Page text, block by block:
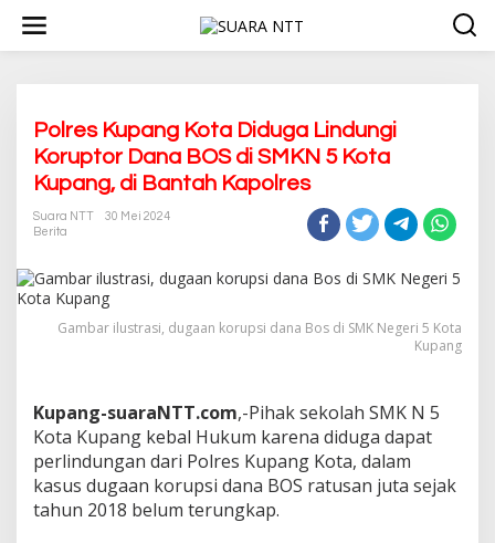
w
Polres Kupang Kota Diduga Lindungi
Koruptor Dana BOS di SMKN 5 Kota
Kupang, di Bantah Kapolres
Suara NTT
30 Mei 2024
Berita
Gambar ilustrasi, dugaan korupsi dana Bos di SMK Negeri 5 Kota
Kupang
Kupang-suaraNTT.com,-Pihak sekolah SMK N 5
Kota Kupang kebal Hukum karena diduga dapat
perlindungan dari Polres Kupang Kota, dalam
kasus dugaan korupsi dana BOS ratusan juta sejak
tahun 2018 belum terungkap.